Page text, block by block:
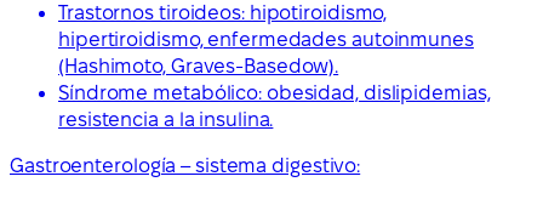
Trastornos tiroideos: hipotiroidismo,
hipertiroidismo, enfermedades autoinmunes
(Hashimoto, Graves-Basedow).
Síndrome metabólico: obesidad, dislipidemias,
resistencia a la insulina.
Gastroenterología – sistema digestivo: